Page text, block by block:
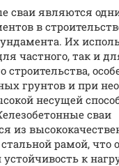
сваи являются
в
Их
частного, так и
грунтов и при
несущей
сваи
из
рамой, что
к